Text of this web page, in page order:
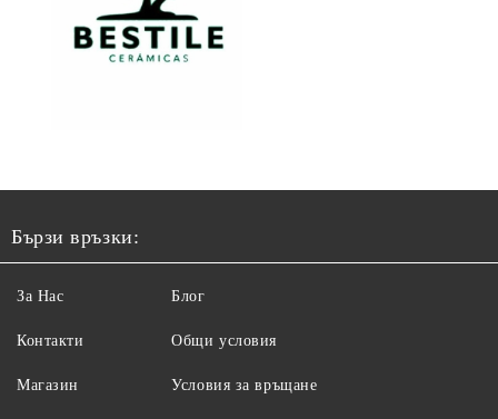
Бързи връзки:
За Нас
Контакти
Магазин
Блог
Общи условия
Условия за връщане